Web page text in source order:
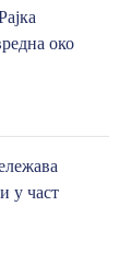
око
у част